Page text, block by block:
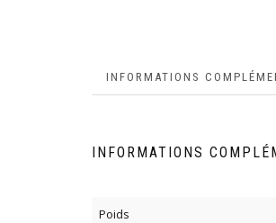
INFORMATIONS
INFORMATIONS
Poids